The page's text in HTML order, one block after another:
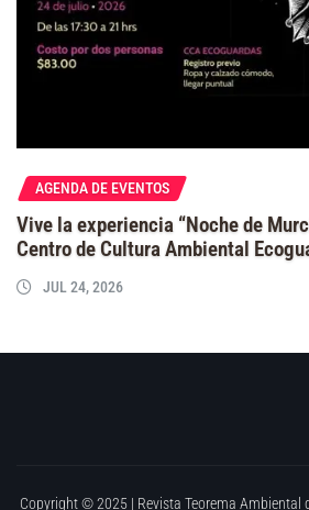
AGENDA DE EVENTOS
Vive la experiencia “Noche de
Centro de Cultura Ambiental
JUL 24, 2026
Copyright © 2025 | Revista Teorema Ambiental